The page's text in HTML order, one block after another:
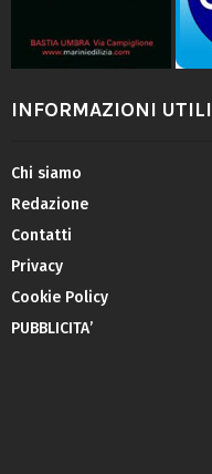
INFORMAZIONI UTILI
Chi siamo
Redazione
Contatti
Privacy
Cookie Policy
PUBBLICITA’